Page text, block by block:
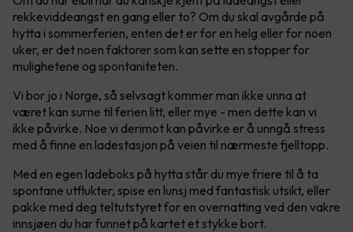
rekkeviddeangst en gang eller to? Om du skal avgårde på
hytta i sommerferien, enten det er for en helg eller for noen
uker, er det noen faktorer som kan sette en stopper for
mulighetene og spontaniteten.
Vi bor jo i Norge, så selvsagt kommer man ikke unna at
været kan surne til ferien litt, eller mye - men dette kan vi
ikke påvirke. Noe vi derimot kan påvirke er å unngå stress
med å finne en ladestasjon på veien til nærmeste fjelltopp.
Med en egen ladeboks på hytta står du mye friere til å ta
spontane utflukter, spise en lunsj med fantastisk utsikt, eller
pakke med deg teltutstyret for en overnatting ved den vakre
innsjøen du har funnet på kartet et stykke bort.